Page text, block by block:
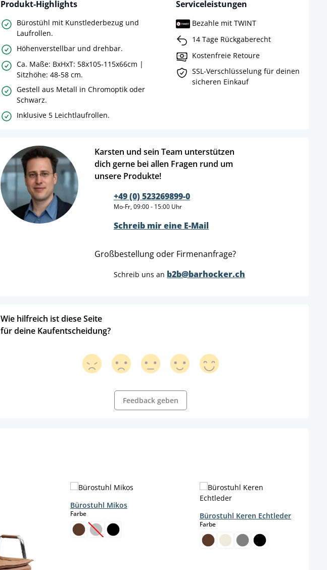
Produkt-Highlights
Bürostühl mit Kunstlederbezug und
Laufrollen.
Höhenverstellbar und drehbar.
Ca. Maße: BxHxT: 58x105-115x66cm |
Sitzhöhe: 48-58 cm.
Gestell aus Metall in Chromoptik oder
Schwarz.
Inklusive 5 Leichtlaufrollen.
Serviceleistungen
Bezahle mit TWINT
14 Tage Rückgaberecht
Kostenfreie Retoure
SSL-Verschlüsselung für deinen
sicheren Einkauf
Karsten und sein Team unterstützen
dich gerne bei allen Fragen rund um
unsere Produkte!
+49 (0) 523269899-0
Mo-Fr, 09:00 - 15:00 Uhr
Schreib mir eine E-Mail
Großbestellung oder Firmenanfrage?
Schreib uns an b2b@barhocker.ch
Wie hilfreich ist diese Seite
für deine Kaufentscheidung?
Feedback geben
Bürostuhl Mikos
Farbeauswählen
(Diese Option ist zurzeit nicht verfügbar.)
Bürostuhl Keren Echtleder
Farbeauswählen